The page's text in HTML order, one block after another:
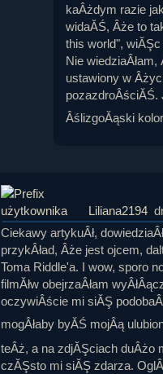
kaÂżdym razie
widaĂŚ, Âże to
this world",
Nie
ustawiony w
pozazdroÂściĂŚ.
ÂślizgoĂąski
Liliana2194
Ciekawy artykuÂł,
przykÂład, Âże jest ojcem,
Toma Riddle'a. I wow, sporo
filmĂłw obejrzaÂłam
oczywiÂście mi siĂŞ
mogÂłaby byĂŚ mojÂą
teÂż, a na zdjĂŞciach duÂżo
czĂŞsto mi siĂŞ zdarza.